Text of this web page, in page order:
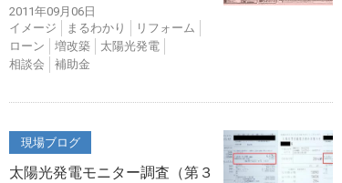
2011年09月06日
イメージ
まるわかり
リフォーム
ローン
増改築
太陽光発電
相談会
補助金
現場ブログ
太陽光発電モニター調査（第３